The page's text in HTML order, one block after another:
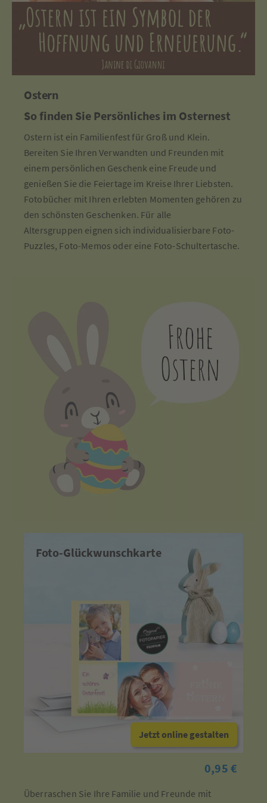
Ostern
So finden Sie Persönliches im Osternest
Ostern ist ein Familienfest für Groß und Klein.
Bereiten Sie Ihren Verwandten und Freunden mit
einem persönlichen Geschenk eine Freude und
genießen Sie die Feiertage im Kreise Ihrer Liebsten.
Fotobücher mit Ihren erlebten Momenten gehören zu
den schönsten Geschenken. Für alle
Altersgruppen eignen sich individualisierbare Foto-
Puzzles, Foto-Memos oder eine Foto-Schultertasche.
Foto-Glückwunschkarte
Jetzt online gestalten
0,95 €
Überraschen Sie Ihre Familie und Freunde mit